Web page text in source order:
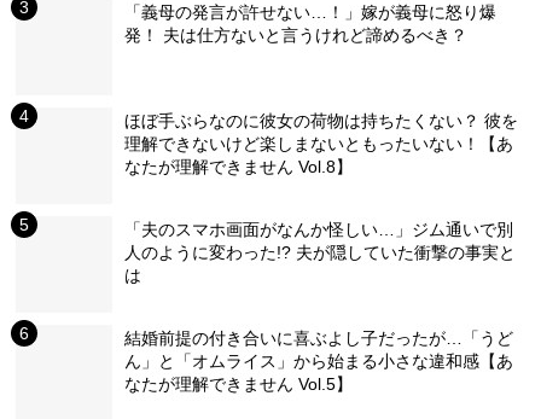
「義母の発言が許せない…！」嫁が義母に怒り爆
発！ 夫は仕方ないと言うけれど諦めるべき？
ほぼ手ぶらなのに彼女の荷物は持ちたくない？ 彼を
理解できないけど楽しまないともったいない！【あ
なたが理解できません Vol.8】
「夫のスマホ画面がなんか怪しい…」ジム通いで別
人のように変わった!? 夫が隠していた衝撃の事実と
は
結婚前提の付き合いに喜ぶよし子だったが…「うど
ん」と「オムライス」から始まる小さな違和感【あ
なたが理解できません Vol.5】